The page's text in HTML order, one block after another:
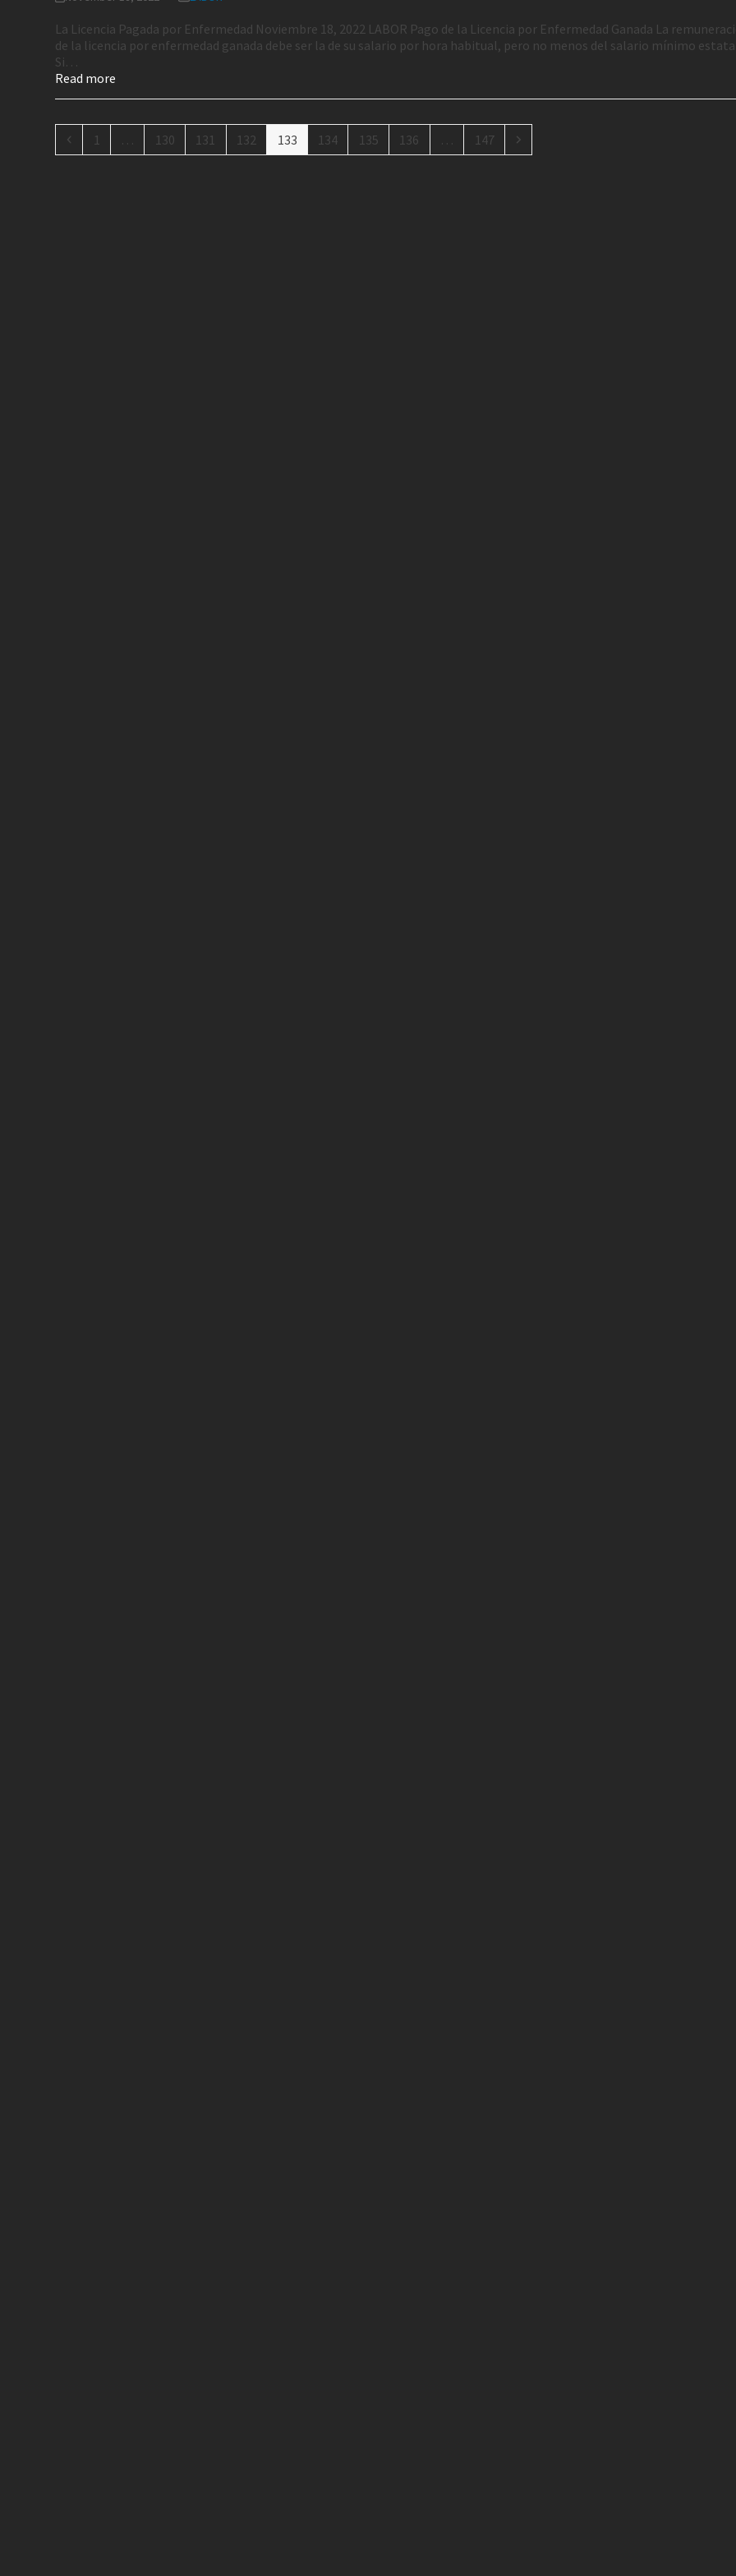
La Licencia Pagada por Enfermedad Noviembre 18, 2022 LABOR Pago de la Licencia por Enfermedad Ganada La
de la licencia por enfermedad ganada debe ser la de su salario por hora habitual, pero no menos del salario mínimo
Si…
Read more
1 … 130 131 132 133 134 135 136 … 147